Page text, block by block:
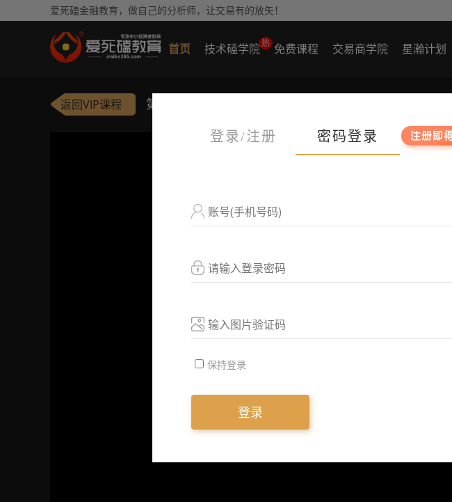
爱死磕金融教育，做自己的分析师，让交易有的放矢！
首页 技术磕学院热 免费课程 交易商学院 星瀚计划
登录/注册 密码登录
保持登录
登录
返回VIP课程 第5讲：力度测量工具之波浪尺